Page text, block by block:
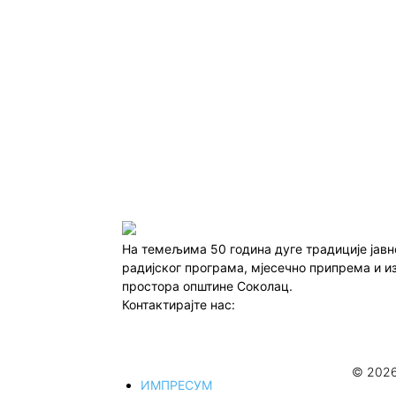
На темељима 50 година дуге традиције
радијског програма, мјесечно припрема и
простора општине Соколац.
Контактирајте нас:
ИМПРЕСУМ
©